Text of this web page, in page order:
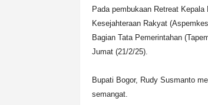
Pada pembukaan Retreat
Kesejahteraan Rakyat
Bagian Tata Pemerintahan
Jumat (21/2/25).
Bupati Bogor, Rudy Susmanto
semangat.